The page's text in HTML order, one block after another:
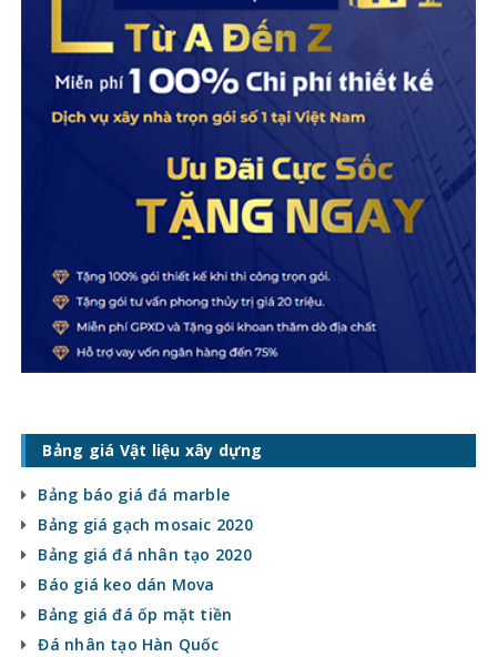
Bảng giá Vật liệu xây dựng
Bảng báo giá đá marble
Bảng giá gạch mosaic 2020
Bảng giá đá nhân tạo 2020
Báo giá keo dán Mova
Bảng giá đá ốp mặt tiền
Đá nhân tạo Hàn Quốc